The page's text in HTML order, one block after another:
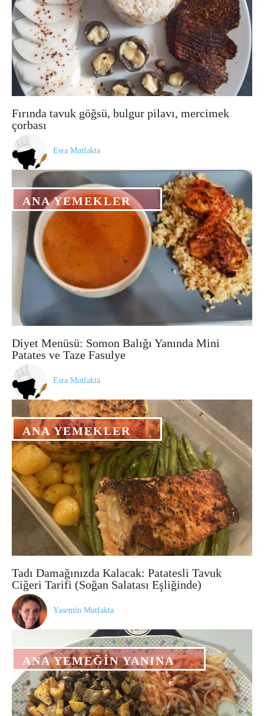
ANA YEMEKLER
Fırında tavuk göğsü, bulgur pilavı, mercimek
çorbası
Esra Mutfakta
ANA YEMEKLER
Diyet Menüsü: Somon Balığı Yanında Mini
Patates ve Taze Fasulye
Esra Mutfakta
ANA YEMEĞIN YANINA
Tadı Damağınızda Kalacak: Patatesli Tavuk
Ciğeri Tarifi (Soğan Salatası Eşliğinde)
Yasemin Mutfakta